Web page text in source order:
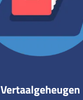
Vertaalgeheugen